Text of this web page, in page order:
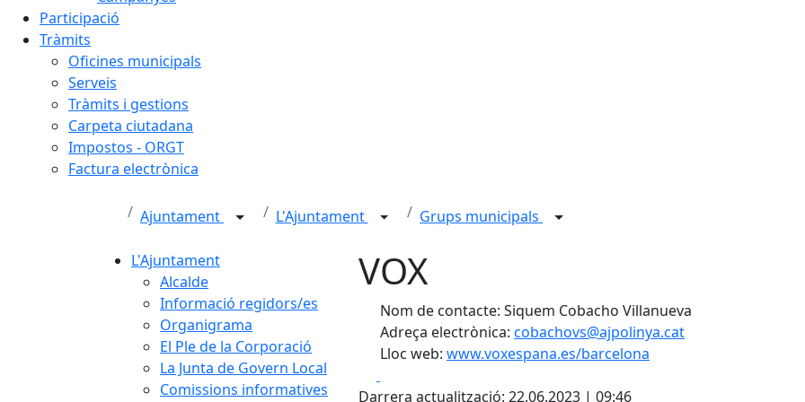
Participació
Tràmits
Oficines municipals
Serveis
Tràmits i gestions
Carpeta ciutadana
Impostos - ORGT
Factura electrònica
Ajuntament L'Ajuntament Grups municipals
L'Ajuntament
Alcalde
Informació regidors/es
Organigrama
El Ple de la Corporació
La Junta de Govern Local
Comissions informatives
VOX
Nom de contacte: Siquem Cobacho Villanueva
Adreça electrònica: cobachovs@ajpolinya.cat
Lloc web: www.voxespana.es/barcelona
Darrera actualització: 22.06.2023 | 09:46